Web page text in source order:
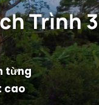
Trình 3
từng
cao